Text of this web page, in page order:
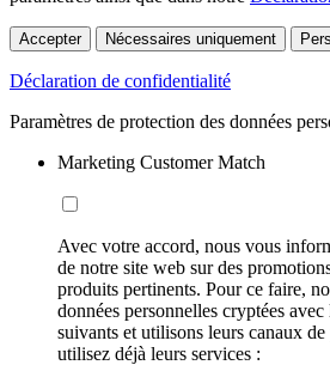
Accepter Nécessaires uniquement
Déclaration de confidentialité
Paramètres de protection des données
Marketing Customer Match
Avec votre accord, nous vous
de notre site web sur des
produits pertinents. Pour ce faire,
données personnelles cryptées
suivants et utilisons leurs canaux
utilisez déjà leurs services :